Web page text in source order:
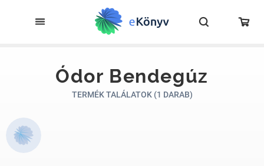
Ódor Bendegúz
TERMÉK TALÁLATOK (1 DARAB)